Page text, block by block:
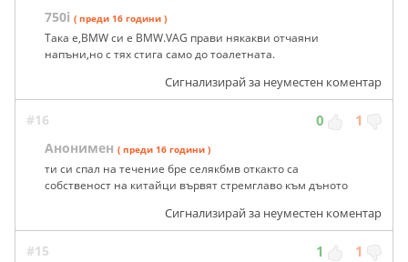
750i ( преди 16 години )
Така е,BMW си е BMW.VAG прави някакви отчаяни
напъни,но с тях стига само до тоалетната.
Сигнализирай за неуместен коментар
#16 0 1
Анонимен ( преди 16 години )
ти си спал на течение бре селякбмв откакто са
собственост на китайци вървят стремглаво към дъното
Сигнализирай за неуместен коментар
#15 1 1